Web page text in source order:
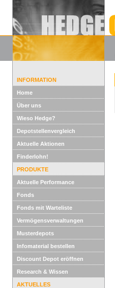
INFORMATION
Home
Über uns
Wieso Hedge?
Depotstellenvergleich
Aktuelle Aktionen
Finderlohn!
PRODUKTE
Aktuelle Performance
Fonds
Fonds mit Warteliste
Vermögensverwaltungen
Musterdepots
Infomaterial bestellen
Discount Depot eröffnen
Research & Wissen
AKTUELLES